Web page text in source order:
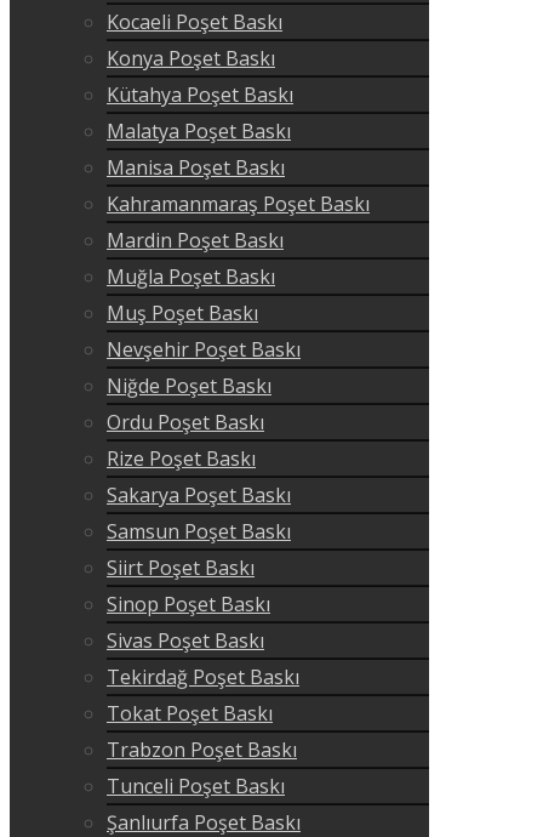
Kocaeli Poşet Baskı
Konya Poşet Baskı
Kütahya Poşet Baskı
Malatya Poşet Baskı
Manisa Poşet Baskı
Kahramanmaraş Poşet Baskı
Mardin Poşet Baskı
Muğla Poşet Baskı
Muş Poşet Baskı
Nevşehir Poşet Baskı
Niğde Poşet Baskı
Ordu Poşet Baskı
Rize Poşet Baskı
Sakarya Poşet Baskı
Samsun Poşet Baskı
Siirt Poşet Baskı
Sinop Poşet Baskı
Sivas Poşet Baskı
Tekirdağ Poşet Baskı
Tokat Poşet Baskı
Trabzon Poşet Baskı
Tunceli Poşet Baskı
Şanlıurfa Poşet Baskı